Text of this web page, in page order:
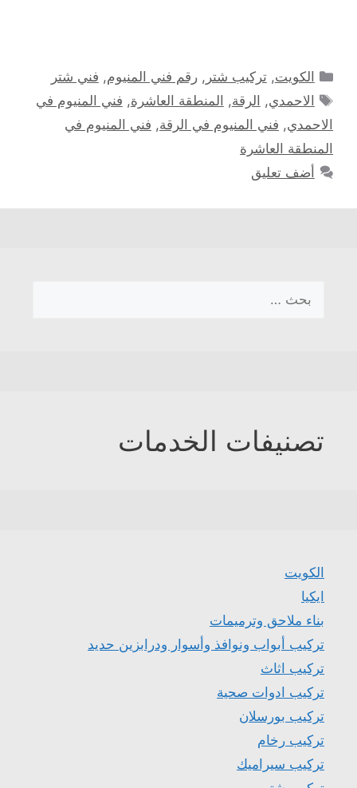
التصنيفات
الكويت,تركيب شتر ,رقم فني المنيوم, فني شتر
الوسوم
الاحمدي, الرقة, المنطقة العاشرة, فني المنيوم في
الاحمدي, فني المنيوم في الرقة, فني المنيوم في
المنطقة العاشرة
أضف تعليق
عن:
تصنيفات الخدمات
الكويت
ايكيا
بناء ملاحق وترميمات
تركيب أبواب ونوافذ وأسوار ودرابزين حديد
تركيب اثاث
تركيب ادوات صحية
تركيب بورسلان
تركيب رخام
تركيب سيراميك